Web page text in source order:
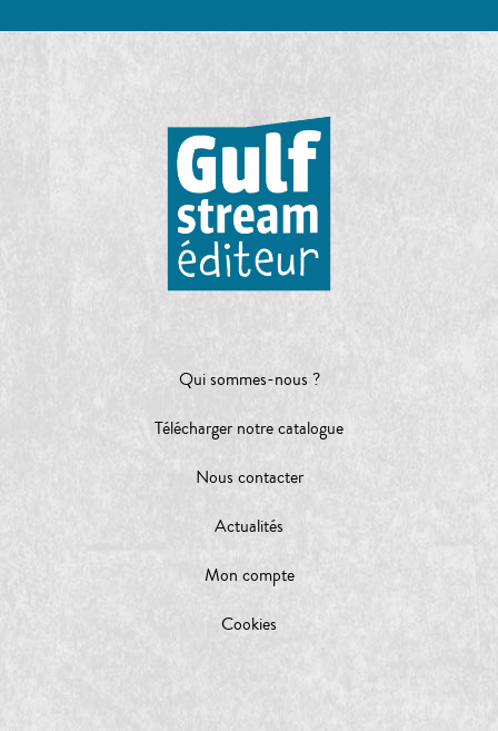
Qui sommes-nous ?
Télécharger notre catalogue
Nous contacter
Actualités
Mon compte
Cookies